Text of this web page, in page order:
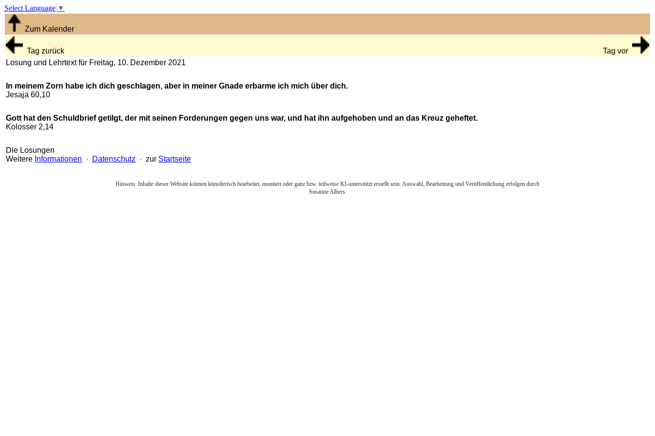
Select Language ▼
Zum Kalender
Tag zurück
Tag vor
Losung und Lehrtext für Freitag, 10. Dezember 2021
In meinem Zorn habe ich dich geschlagen, aber in meiner Gnade erbarme ich mich über dich.
Jesaja 60,10
Gott hat den Schuldbrief getilgt, der mit seinen Forderungen gegen uns war, und hat ihn aufgehoben und an das Kreuz geheftet.
Kolosser 2,14
Die Losungen
Weitere Informationen · Datenschutz · zur Startseite
Hinweis: Inhalte dieser Website können künstlerisch bearbeitet, montiert oder ganz bzw. teilweise KI-unterstützt erstellt sein. Auswahl, Bearbeitung und Veröffentlichung erfolgen durch
Susanne Albers.